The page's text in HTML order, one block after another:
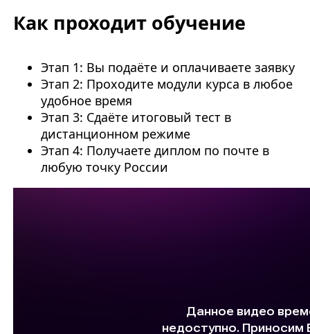
Как проходит обучение
Этап 1: Вы подаёте и оплачиваете заявку
Этап 2: Проходите модули курса в любое
удобное время
Этап 3: Сдаёте итоговый тест в
дистанционном режиме
Этап 4: Получаете диплом по почте в
любую точку России